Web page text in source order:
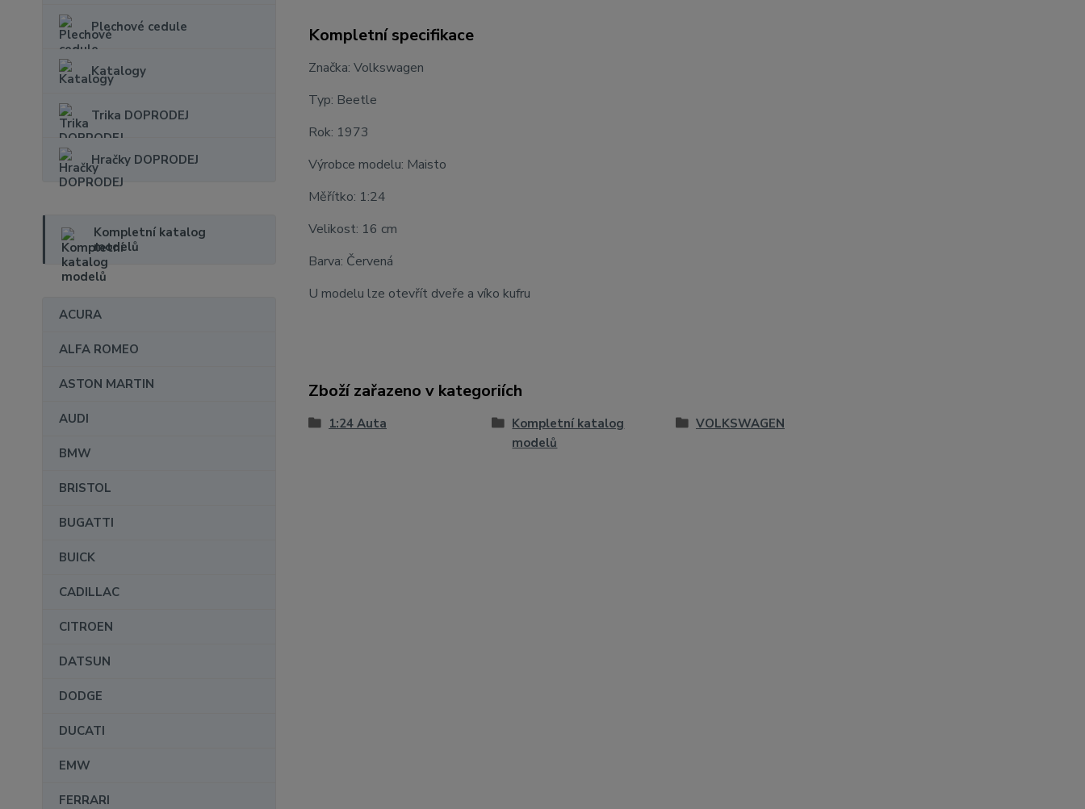
Plechové cedule
Katalogy
Trika DOPRODEJ
Hračky DOPRODEJ
Kompletní katalog
modelů
ACURA
ALFA ROMEO
ASTON MARTIN
AUDI
BMW
BRISTOL
BUGATTI
BUICK
CADILLAC
CITROEN
DATSUN
DODGE
DUCATI
EMW
FERRARI
Kompletní specifikace
Značka: Volkswagen
Typ: Beetle
Rok: 1973
Výrobce modelu: Maisto
Měřítko: 1:24
Velikost: 16 cm
Barva: Červená
U modelu lze otevřít dveře a víko kufru
Zboží zařazeno v kategoriích
1:24 Auta
Kompletní katalog
modelů
VOLKSWAGEN